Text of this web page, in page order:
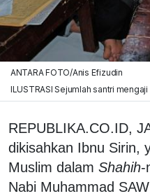
ANTARA FOTO/Anis Efizudin
ILUSTRASI Sejumlah santri
REPUBLIKA.CO.ID,
dikisahkan Ibnu Sirin,
Muslim dalam Shahih-
Nabi Muhammad